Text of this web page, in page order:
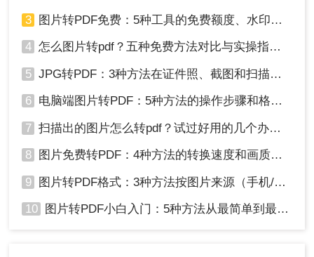
3 图片转PDF免费：5种工具的免费额度、水印和文件限制对比！
4 怎么图片转pdf？五种免费方法对比与实操指南（附详细表格）！
5 JPG转PDF：3种方法在证件照、截图和扫描件上的转换精度差异！
6 电脑端图片转PDF：5种方法的操作步骤和格式保留对比！
7 扫描出的图片怎么转pdf？试过好用的几个办法！
8 图片免费转PDF：4种方法的转换速度和画质损失对比！
9 图片转PDF格式：3种方法按图片来源（手机/相机/截图）选！
10 图片转PDF小白入门：5种方法从最简单到最专业逐步升级！